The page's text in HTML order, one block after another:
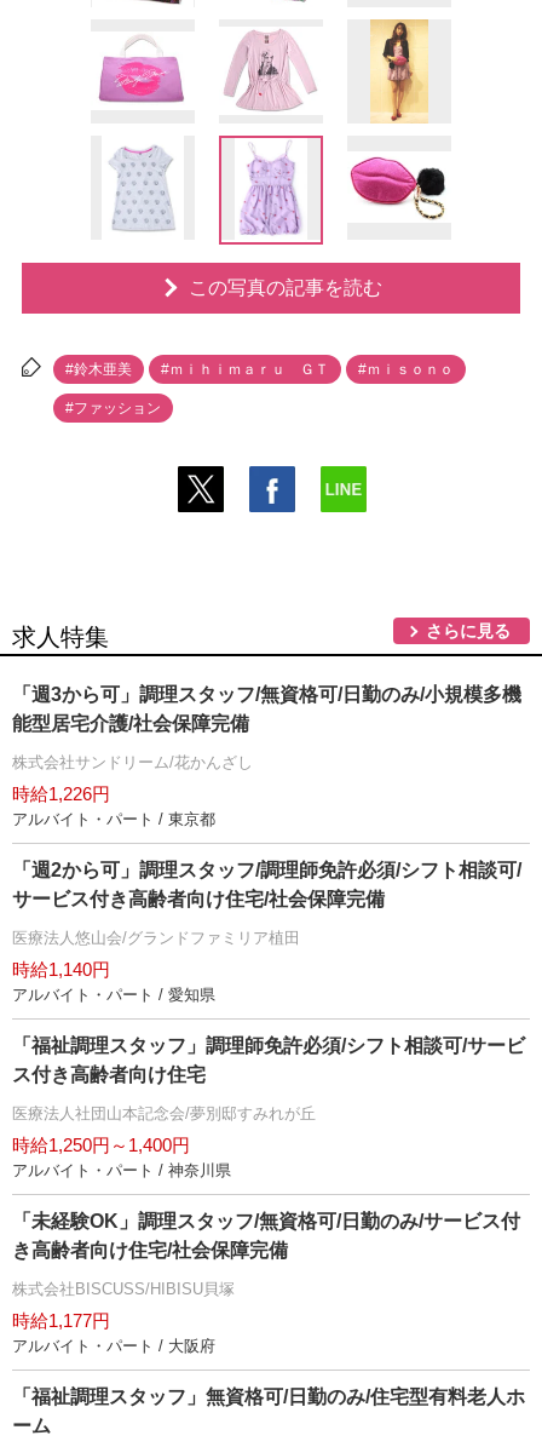
この写真の記事を読む
#鈴木亜美 #ｍｉｈｉｍａｒｕ ＧＴ #ｍｉｓｏｎｏ
#ファッション
求人特集 さらに見る
「週3から可」調理スタッフ/無資格可/日勤のみ/小規模多機
能型居宅介護/社会保障完備
株式会社サンドリーム/花かんざし
時給1,226円
アルバイト・パート / 東京都
「週2から可」調理スタッフ/調理師免許必須/シフト相談可/
サービス付き高齢者向け住宅/社会保障完備
医療法人悠山会/グランドファミリア植田
時給1,140円
アルバイト・パート / 愛知県
「福祉調理スタッフ」調理師免許必須/シフト相談可/サービ
ス付き高齢者向け住宅
医療法人社団山本記念会/夢別邸すみれが丘
時給1,250円～1,400円
アルバイト・パート / 神奈川県
「未経験OK」調理スタッフ/無資格可/日勤のみ/サービス付
き高齢者向け住宅/社会保障完備
株式会社BISCUSS/HIBISU貝塚
時給1,177円
アルバイト・パート / 大阪府
「福祉調理スタッフ」無資格可/日勤のみ/住宅型有料老人ホ
ーム